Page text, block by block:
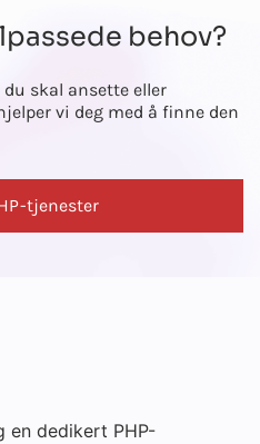
behov?
skal ansette eller
vi deg med å finne den
tjenester
en dedikert PHP-